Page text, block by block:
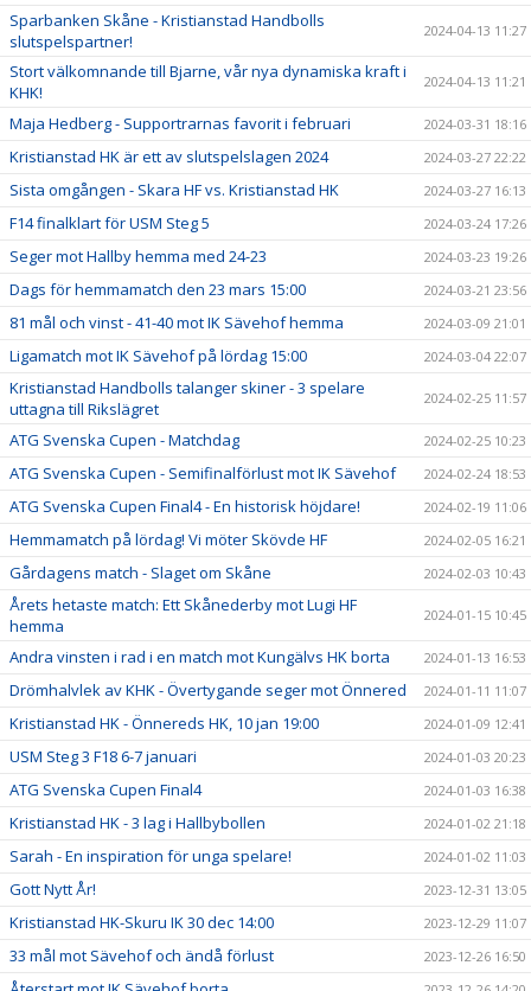
Sparbanken Skåne - Kristianstad Handbolls
slutspelspartner!
2024-04-13 11:27
Stort välkomnande till Bjarne, vår nya dynamiska kraft i
KHK!
2024-04-13 11:21
Maja Hedberg - Supportrarnas favorit i februari 2024-03-31 18:16
Kristianstad HK är ett av slutspelslagen 2024 2024-03-27 22:22
Sista omgången - Skara HF vs. Kristianstad HK 2024-03-27 16:13
F14 finalklart för USM Steg 5 2024-03-24 17:26
Seger mot Hallby hemma med 24-23 2024-03-23 19:26
Dags för hemmamatch den 23 mars 15:00 2024-03-21 23:56
81 mål och vinst - 41-40 mot IK Sävehof hemma 2024-03-09 21:01
Ligamatch mot IK Sävehof på lördag 15:00 2024-03-04 22:07
Kristianstad Handbolls talanger skiner - 3 spelare
uttagna till Rikslägret
2024-02-25 11:57
ATG Svenska Cupen - Matchdag 2024-02-25 10:23
ATG Svenska Cupen - Semifinalförlust mot IK Sävehof 2024-02-24 18:53
ATG Svenska Cupen Final4 - En historisk höjdare! 2024-02-19 11:06
Hemmamatch på lördag! Vi möter Skövde HF 2024-02-05 16:21
Gårdagens match - Slaget om Skåne 2024-02-03 10:43
Årets hetaste match: Ett Skånederby mot Lugi HF
hemma
2024-01-15 10:45
Andra vinsten i rad i en match mot Kungälvs HK borta 2024-01-13 16:53
Drömhalvlek av KHK - Övertygande seger mot Önnered 2024-01-11 11:07
Kristianstad HK - Önnereds HK, 10 jan 19:00 2024-01-09 12:41
USM Steg 3 F18 6-7 januari 2024-01-03 20:23
ATG Svenska Cupen Final4 2024-01-03 16:38
Kristianstad HK - 3 lag i Hallbybollen 2024-01-02 21:18
Sarah - En inspiration för unga spelare! 2024-01-02 11:03
Gott Nytt År! 2023-12-31 13:05
Kristianstad HK-Skuru IK 30 dec 14:00 2023-12-29 11:07
33 mål mot Sävehof och ändå förlust 2023-12-26 16:50